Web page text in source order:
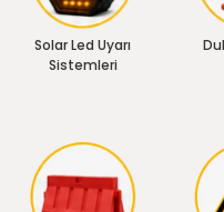
Solar Led Uyarı
Sistemleri